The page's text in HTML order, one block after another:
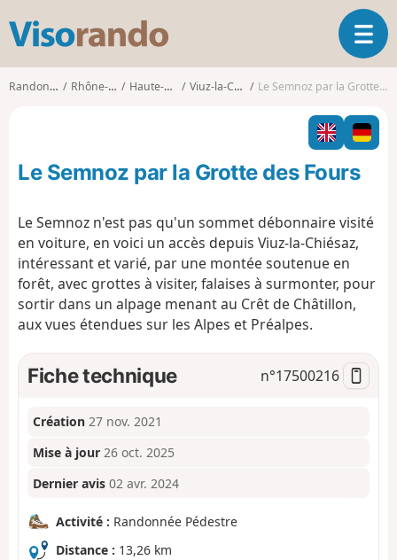
s
o
O
u
v
i
r
l
v
a
n
Randonnées Rhône-Alpes Haute-Savoie Viuz-la-Chiésaz Le Semnoz par la Grotte des Fours
Le Semnoz par la Grotte des Fours
Le Semnoz n'est pas qu'un sommet débonnaire visité
en voiture, en voici un accès depuis Viuz-la-Chiésaz,
intéressant et varié, par une montée soutenue en
forêt, avec grottes à visiter, falaises à surmonter, pour
sortir dans un alpage menant au Crêt de Châtillon,
aux vues étendues sur les Alpes et Préalpes.
Fiche technique n°17500216
Création 27 nov. 2021
Mise à jour 26 oct. 2025
Dernier avis 02 avr. 2024
Activité : Randonnée Pédestre
Distance : 13,26 km